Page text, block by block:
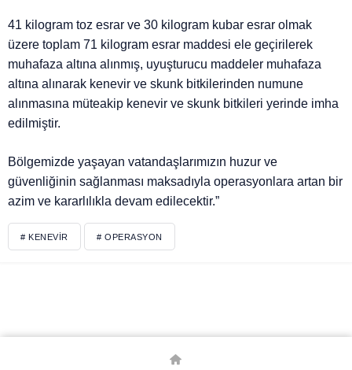
41 kilogram toz esrar ve 30 kilogram kubar esrar olmak
üzere toplam 71 kilogram esrar maddesi ele geçirilerek
muhafaza altına alınmış, uyuşturucu maddeler muhafaza
altına alınarak kenevir ve skunk bitkilerinden numune
alınmasına müteakip kenevir ve skunk bitkileri yerinde imha
edilmiştir.
Bölgemizde yaşayan vatandaşlarımızın huzur ve
güvenliğinin sağlanması maksadıyla operasyonlara artan bir
azim ve kararlılıkla devam edilecektir.”
# KENEVIR # OPERASYON
© Telif Hakkı 2026, Tüm Hakları Saklıdır.